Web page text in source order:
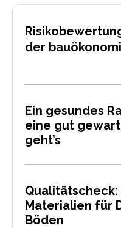
der
Ein gesundes
eine gut
geht’s
Materialien für
Böden